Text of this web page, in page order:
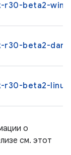
r30-beta2-
r30-beta2-
r30-beta2-
о
см. этот